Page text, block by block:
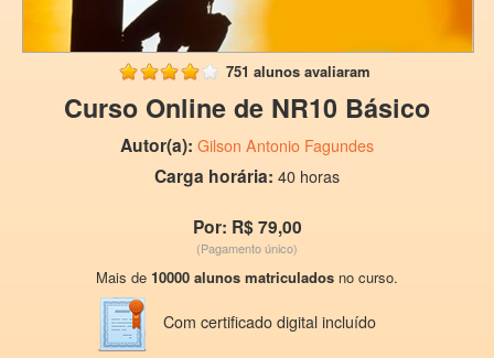
751 alunos avaliaram
Curso Online de NR10 Básico
Autor(a): Gilson Antonio Fagundes
Carga horária: 40 horas
Por: R$ 79,00
(Pagamento único)
Mais de 10000 alunos matriculados no curso.
Com certificado digital incluído